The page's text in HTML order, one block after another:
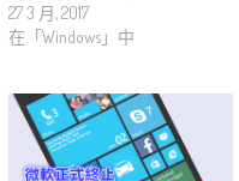
27 3 月, 2017
在「Windows」中